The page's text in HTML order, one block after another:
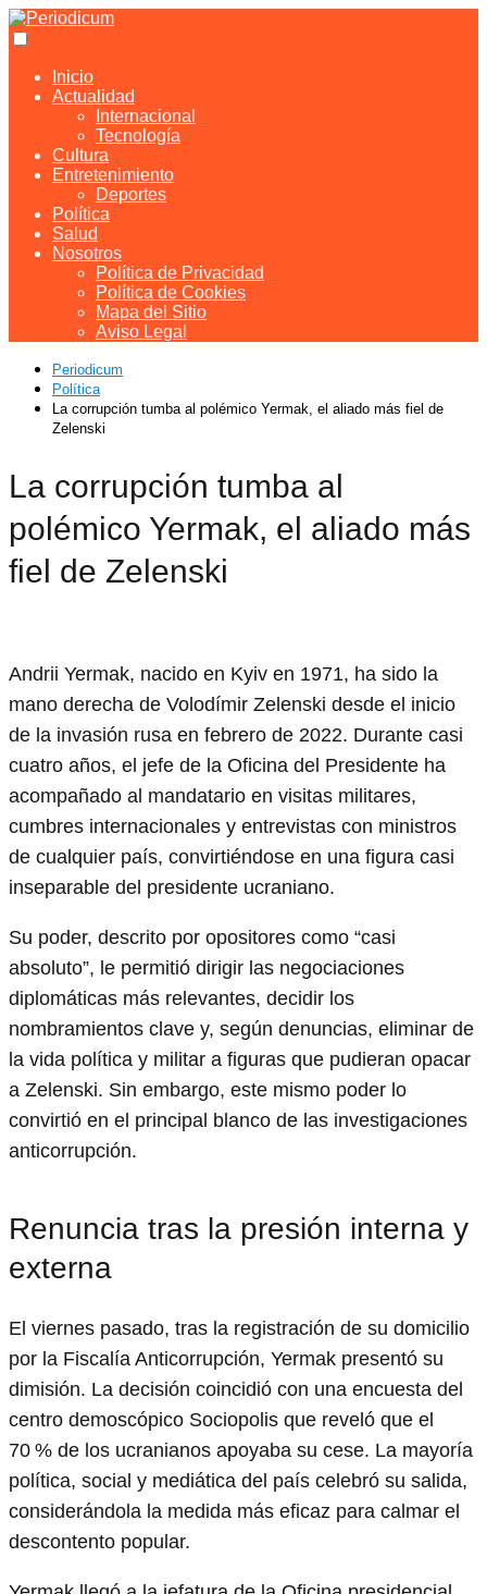
Inicio
Actualidad
Internacional
Tecnología
Cultura
Entretenimiento
Deportes
Política
Salud
Nosotros
Política de Privacidad
Política de Cookies
Mapa del Sitio
Aviso Legal
Periodicum
Política
La corrupción tumba al polémico Yermak, el aliado más fiel de
Zelenski
La corrupción tumba al
polémico Yermak, el aliado más
fiel de Zelenski
Andrii Yermak, nacido en Kyiv en 1971, ha sido la
mano derecha de Volodímir Zelenski desde el inicio
de la invasión rusa en febrero de 2022. Durante casi
cuatro años, el jefe de la Oficina del Presidente ha
acompañado al mandatario en visitas militares,
cumbres internacionales y entrevistas con ministros
de cualquier país, convirtiéndose en una figura casi
inseparable del presidente ucraniano.
Su poder, descrito por opositores como “casi
absoluto”, le permitió dirigir las negociaciones
diplomáticas más relevantes, decidir los
nombramientos clave y, según denuncias, eliminar de
la vida política y militar a figuras que pudieran opacar
a Zelenski. Sin embargo, este mismo poder lo
convirtió en el principal blanco de las investigaciones
anticorrupción.
Renuncia tras la presión interna y
externa
El viernes pasado, tras la registración de su domicilio
por la Fiscalía Anticorrupción, Yermak presentó su
dimisión. La decisión coincidió con una encuesta del
centro demoscópico Sociopolis que reveló que el
70 % de los ucranianos apoyaba su cese. La mayoría
política, social y mediática del país celebró su salida,
considerándola la medida más eficaz para calmar el
descontento popular.